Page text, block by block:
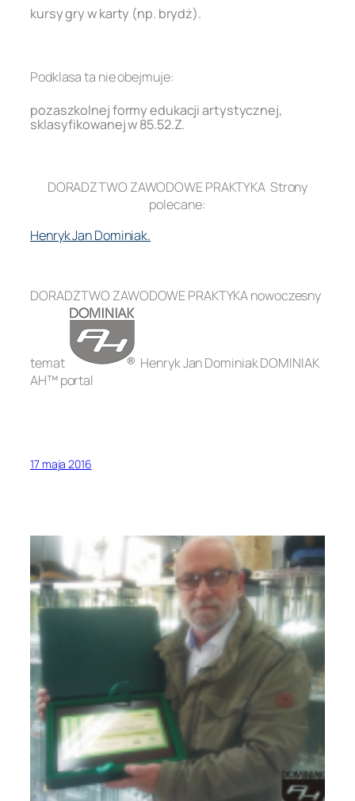
kursy gry w karty (np. brydż).
Podklasa ta nie obejmuje:
pozaszkolnej formy edukacji artystycznej,
sklasyfikowanej w 85.52.Z.
DORADZTWO ZAWODOWE PRAKTYKA Strony
polecane:
Henryk Jan Dominiak.
DORADZTWO ZAWODOWE PRAKTYKA nowoczesny
temat
Henryk Jan Dominiak DOMINIAK
AH™ portal
17 maja 2016